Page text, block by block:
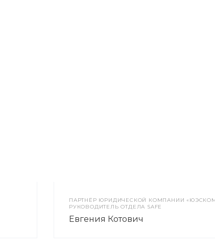
ПАРТНЁР ЮРИДИЧЕСКОЙ КОМПАНИИ
РУКОВОДИТЕЛЬ ОТДЕЛА SAFE
Евгения Котович